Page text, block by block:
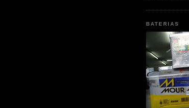
BATERIAS